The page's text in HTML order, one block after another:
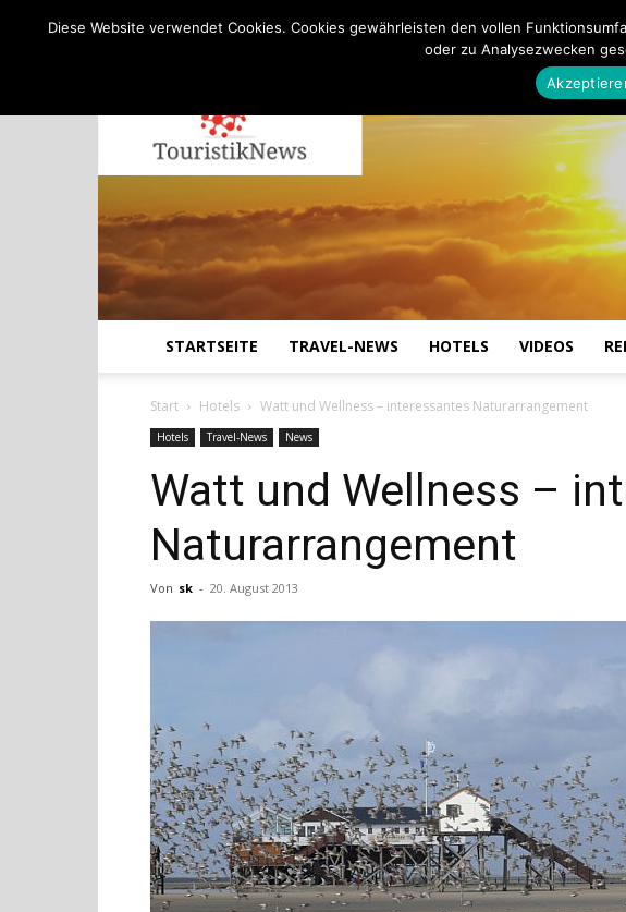
STARTSEITE TRAVEL-NEWS HOTELS VIDEOS
Start Hotels Watt und Wellness – interessantes Naturarrangement
Hotels Travel-News News
Watt und Wellness –
Naturarrangement
Von sk - 20. August 2013
Diese Website verwendet Cookies. Cookies gewährleisten den vollen
oder zu Analysezwecken